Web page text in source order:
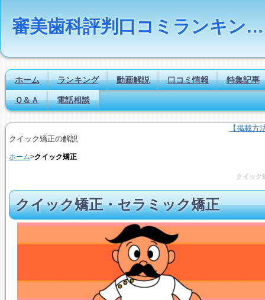
審美歯科評判口コミランキングの比較検索とは｜Dr.NAVI
ホーム ランキング 動画解説 口コミ情報 特集記事
Ｑ＆Ａ 電話相談
【掲載方
クイック矯正の解説
ホーム>クイック矯正
クイック
クイック矯正・セラミック矯正